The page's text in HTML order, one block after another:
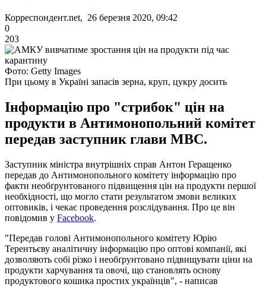
Корреспондент.net, 26 березня 2020, 09:42
0
203
Фото: Getty Images
При цьому в Україні запасів зерна, круп, цукру досить
Інформацію про "стрибок" цін на
продукти в Антимонопольний комітет
передав заступник глави МВС.
Заступник міністра внутрішніх справ Антон Геращенко
передав до Антимонопольного комітету інформацію про
факти необґрунтованого підвищення цін на продукти першої
необхідності, що могло стати результатом змови великих
оптовиків, і чекає проведення розслідування. Про це він
повідомив у Facebook.
"Передав голові Антимонопольного комітету Юрію
Терентьєву аналітичну інформацію про оптові компанії, які
дозволяють собі різко і необґрунтовано підвищувати ціни на
продукти харчування та овочі, що становлять основу
продуктового кошика простих українців", - написав